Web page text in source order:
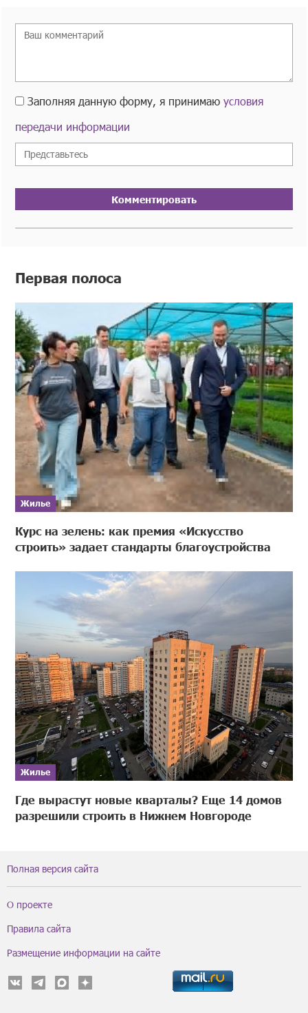
Заполняя данную форму, я принимаюусловия
передачи информации
Комментировать
Первая полоса
Жилье
Курс на зелень: как премия «Искусство
строить» задает стандарты благоустройства
Жилье
Где вырастут новые кварталы? Еще 14 домов
разрешили строить в Нижнем Новгороде
Полная версия сайта
О проекте
Правила сайта
Размещение информации на сайте